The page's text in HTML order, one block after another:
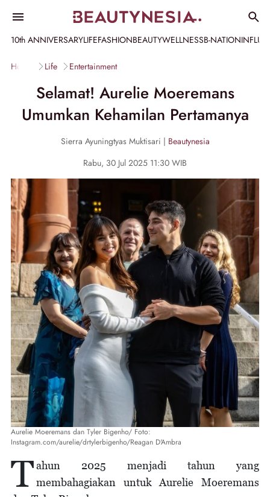
10th ANNIVERSARYLIFEFASHIONBEAUTYWELLNESSB-NATION
Home Life Entertainment
Selamat! Aurelie Moeremans
Umumkan Kehamilan Pertamanya
Sierra Ayuningtyas Muktisari | Beautynesia
Rabu, 30 Jul 2025 11:30 WIB
Aurelie Moeremans dan Tyler Bigenho/ Foto:
Instagram.com/aurelie/drtylerbigenho/Reagan D'Ambra
Tahun 2025 menjadi tahun yang
membahagiakan untuk Aurelie Moeremans